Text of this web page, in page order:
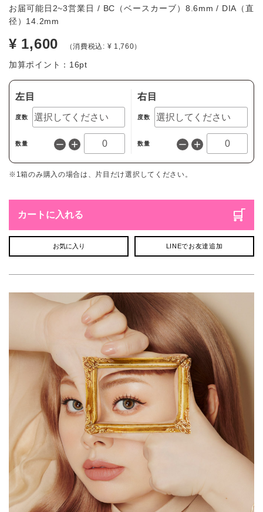
お届可能日2~3営業日 / BC（ベースカーブ）8.6mm / DIA（直
径）14.2mm
¥ 1,600 （消費税込: ¥ 1,760）
加算ポイント： 16pt
左目
度数
数量
右目
度数
数量
※1箱のみ購入の場合は、片目だけ選択してください。
カートに入れる
お気に入り LINEでお友達追加